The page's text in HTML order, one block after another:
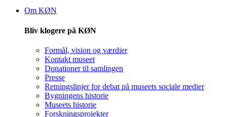
Om KØN
Bliv klogere på KØN
Formål, vision og værdier
Kontakt museet
Donationer til samlingen
Presse
Retningslinjer for debat på museets sociale medier
Bygningens historie
Museets historie
Forskningsprojekter